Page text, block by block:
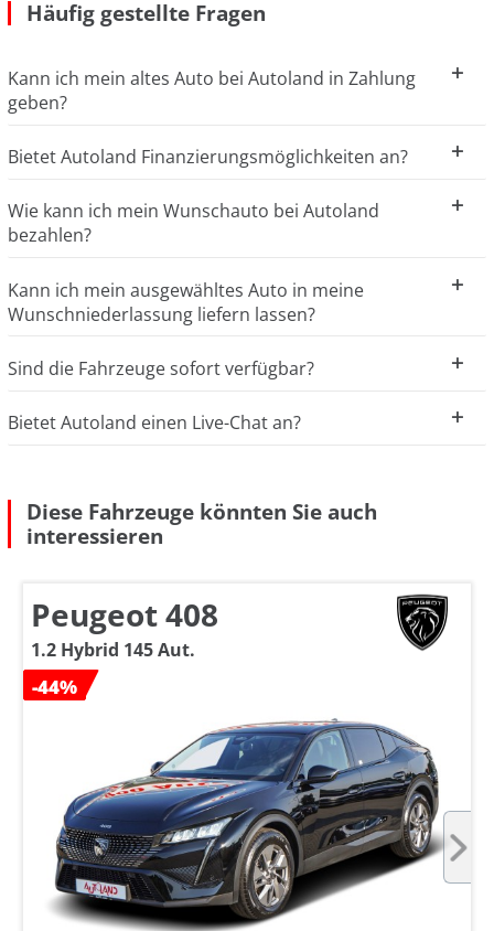
Häufig gestellte Fragen
Kann ich mein altes Auto bei Autoland in Zahlung
geben?
Bietet Autoland Finanzierungsmöglichkeiten an?
Wie kann ich mein Wunschauto bei Autoland
bezahlen?
Kann ich mein ausgewähltes Auto in meine
Wunschniederlassung liefern lassen?
Sind die Fahrzeuge sofort verfügbar?
Bietet Autoland einen Live-Chat an?
Diese Fahrzeuge könnten Sie auch
interessieren
Peugeot 408
1.2 Hybrid 145 Aut.
-44%